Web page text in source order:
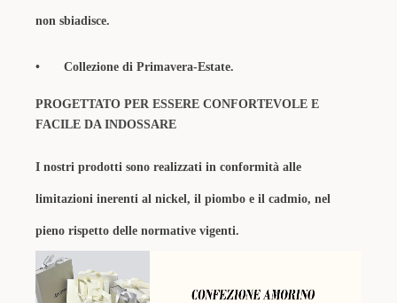
non sbiadisce.
• Collezione di Primavera-Estate.
PROGETTATO PER ESSERE CONFORTEVOLE E
FACILE DA INDOSSARE
I nostri prodotti sono realizzati in conformità alle
limitazioni inerenti al nickel, il piombo e il cadmio, nel
pieno rispetto delle normative vigenti.